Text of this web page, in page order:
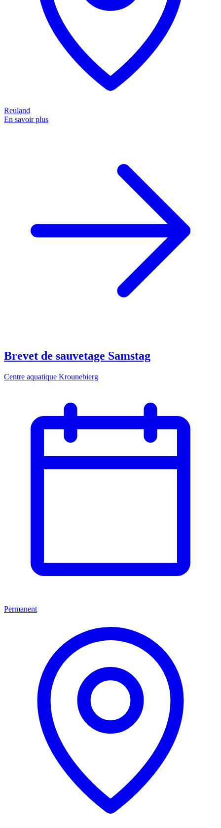
Reuland
En savoir plus
Brevet de sauvetage Samstag
Centre aquatique Krounebierg
Permanent